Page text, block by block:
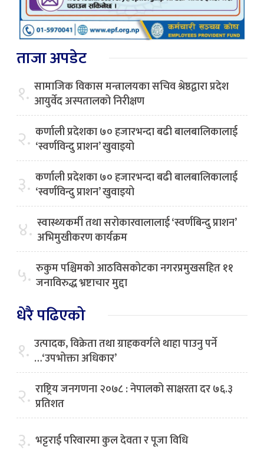
ताजा अपडेट
१. सामाजिक विकास मन्त्रालयका सचिव श्रेष्ठद्वारा प्रदेश
आयुर्वेद अस्पतालको निरीक्षण
२. कर्णाली प्रदेशका ७० हजारभन्दा बढी बालबालिकालाई
‘स्वर्णविन्दु प्राशन’ खुवाइयो
३. कर्णाली प्रदेशका ७० हजारभन्दा बढी बालबालिकालाई
‘स्वर्णविन्दु प्राशन’ खुवाइयो
४. स्वास्थ्यकर्मी तथा सरोकारवालालाई ‘स्वर्णबिन्दु प्राशन’
अभिमुखीकरण कार्यक्रम
५. रुकुम पश्चिमको आठविसकोटका नगरप्रमुखसहित ११
जनाविरुद्ध भ्रष्टाचार मुद्दा
धेरै पढिएको
१. उत्पादक, विक्रेता तथा ग्राहकवर्गले थाहा पाउनु पर्ने
…‘उपभोक्ता अधिकार’
२. राष्ट्रिय जनगणना २०७८ : नेपालको साक्षरता दर ७६.३
प्रतिशत
३. भट्टराई परिवारमा कुल देवता र पूजा विधि